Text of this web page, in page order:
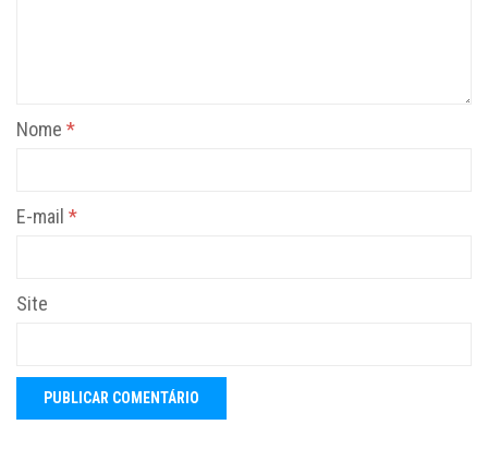
Nome *
E-mail *
Site